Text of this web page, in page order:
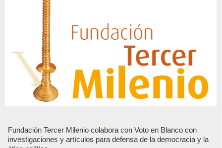
Fundación Tercer Milenio colabora con Voto en Blanco con
investigaciones y artículos para defensa de la democracia y la